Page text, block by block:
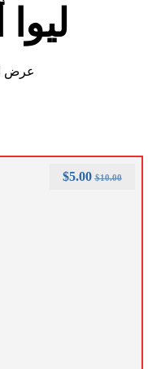
عرض
$10.00
$5.00